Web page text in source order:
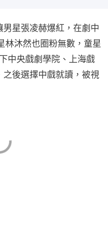
星張凌赫爆紅，在劇中
林沐然也圈粉無數，童星
中央戲劇學院、上海戲
後選擇中戲就讀，被視